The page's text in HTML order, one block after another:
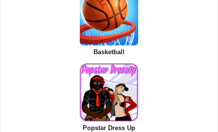
Basketball
Popstar Dress Up